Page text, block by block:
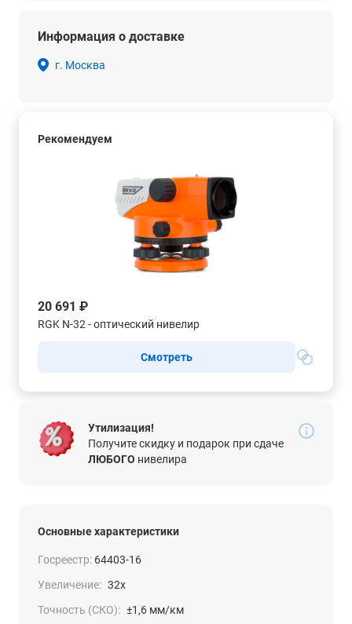
Информация о доставке
г. Москва
Рекомендуем
20 691 ₽
RGK N-32 - оптический нивелир
Смотреть
Утилизация!
Получите скидку и подарок при сдаче
ЛЮБОГО нивелира
Основные характеристики
Госреестр: 64403-16
Увеличение: 32x
Точность (СКО): ±1,6 мм/км